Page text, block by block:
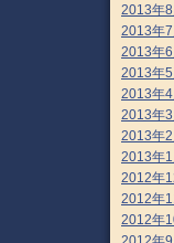
2013年8
2013年7
2013年6
2013年5
2013年4
2013年3
2013年2
2013年1
2012年
2012年
2012年